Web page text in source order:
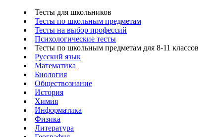
Тесты для школьников
Тесты по школьным предметам
Тесты на выбор профессий
Психологические тесты
Тесты по школьным предметам для 8-11 классов
Русский язык
Математика
Биология
Обществознание
История
Химия
Информатика
Физика
Литература